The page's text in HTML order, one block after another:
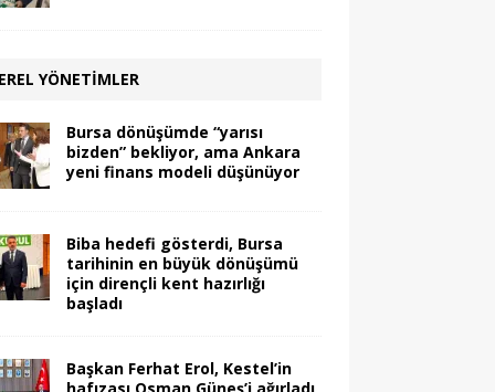
YÖNETIMLER
Bursa dönüşümde “yarısı
bizden” bekliyor, ama Ankara
yeni finans modeli düşünüyor
Biba hedefi gösterdi, Bursa
tarihinin en büyük dönüşümü
için dirençli kent hazırlığı
başladı
Başkan Ferhat Erol, Kestel’in